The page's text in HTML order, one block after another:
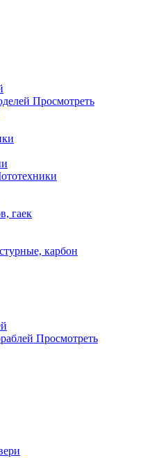
Просмотреть
гаек
карбон
Просмотреть